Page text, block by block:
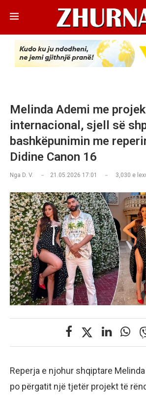
Melinda Ademi me
internacional, sjell së
bashkëpunimin me
Didine Canon 16
Nga D. V. 21.05.2026 17:01 3,030 e
Reperja e njohur shqiptare
po përgatit një tjetër projekt të